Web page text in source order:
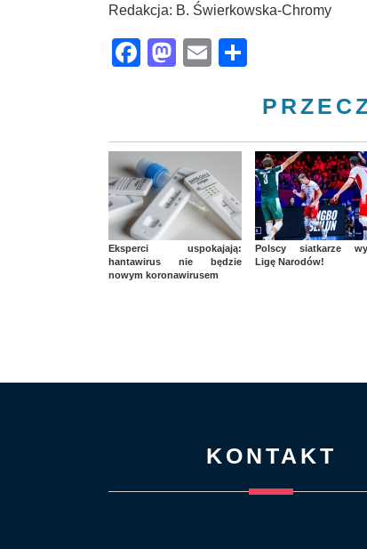
Redakcja: B. Świerkowska-Chromy
Facebook
Mastodon
Email
Eksperci uspokajają:
hantawirus nie będzie
nowym koronawirusem
Polscy siatkarze
Ligę Narodów!
KONTAKT